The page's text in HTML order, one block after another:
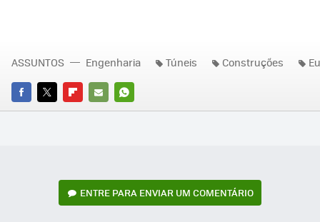
FACEBOOK
TWITTERFLIPBOARD
E-
WHATSAPP
ASSUNTOS Engenharia Túneis Construções
ENTRE PARA ENVIAR UM COMENTÁRIO